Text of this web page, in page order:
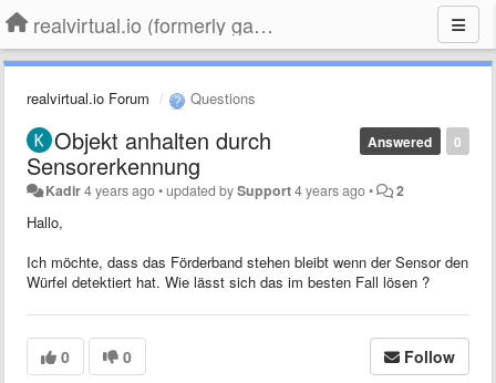
realvirtual.io (formerly game4automation)
realvirtual.io Forum Questions
0
Answered
Objekt anhalten durch
Sensorerkennung
Kadir4 years ago•updated bySupport4 years ago• 2
Hallo,
Ich möchte, dass das Förderband stehen bleibt wenn der Sensor den
Würfel detektiert hat. Wie lässt sich das im besten Fall lösen ?
0 0 Follow